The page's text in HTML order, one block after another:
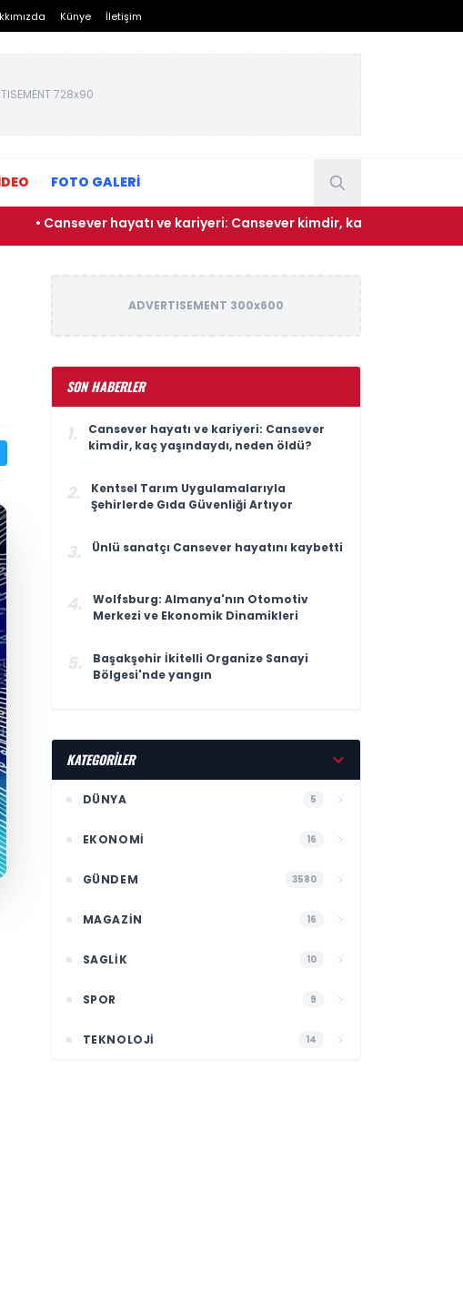
Künye İletişim
728x90
FOTO GALERİ
hayatı ve kariyeri: Cansever kimdir, kaç yaşındaydı, neden
ADVERTISEMENT 300x600
SON HABERLER
1.
Cansever hayatı ve kariyeri: Cansever
kimdir, kaç yaşındaydı, neden öldü?
2.
Kentsel Tarım Uygulamalarıyla
Şehirlerde Gıda Güvenliği Artıyor
3. Ünlü sanatçı Cansever hayatını kaybetti
4.
Wolfsburg: Almanya'nın Otomotiv
Merkezi ve Ekonomik Dinamikleri
5.
Başakşehir İkitelli Organize Sanayi
Bölgesi'nde yangın
KATEGORİLER
DÜNYA 5
EKONOMI 16
GÜNDEM 3580
MAGAZIN 16
SAGLIK 10
SPOR 9
TEKNOLOJI 14